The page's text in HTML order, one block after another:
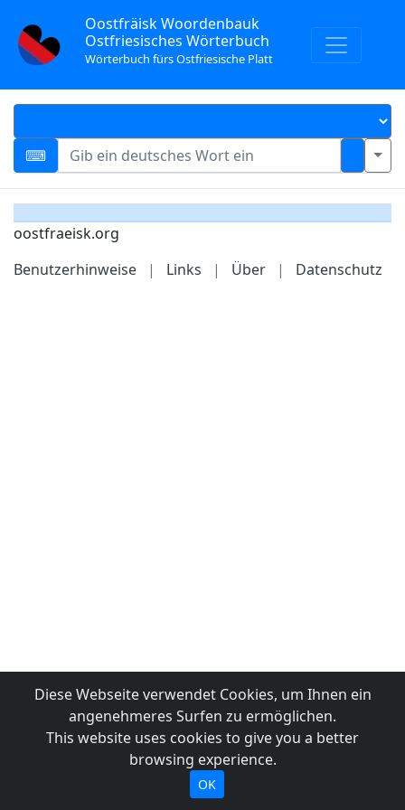
Oostfräisk Woordenbauk
Ostfriesisches Wörterbuch
Wörterbuch fürs Ostfriesische Platt
oostfraeisk.org
Benutzerhinweise
| Links | Über | Datenschutz
Diese Webseite verwendet Cookies, um Ihnen ein
angenehmeres Surfen zu ermöglichen.
This website uses cookies to give you a better
browsing experience.
OK